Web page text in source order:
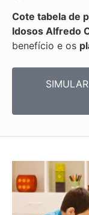
Cote tabela de
Idosos Alfredo
benefício e os